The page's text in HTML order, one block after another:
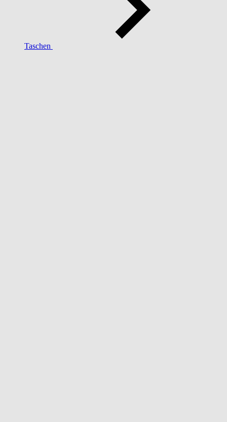
Taschen